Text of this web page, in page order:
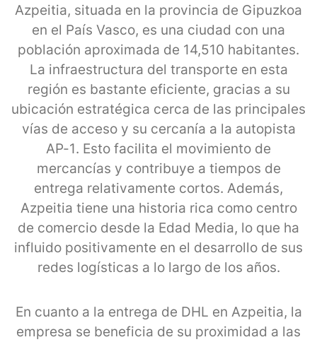
Azpeitia, situada en la provincia de Gipuzkoa
en el País Vasco, es una ciudad con una
población aproximada de 14,510 habitantes.
La infraestructura del transporte en esta
región es bastante eficiente, gracias a su
ubicación estratégica cerca de las principales
vías de acceso y su cercanía a la autopista
AP-1. Esto facilita el movimiento de
mercancías y contribuye a tiempos de
entrega relativamente cortos. Además,
Azpeitia tiene una historia rica como centro
de comercio desde la Edad Media, lo que ha
influido positivamente en el desarrollo de sus
redes logísticas a lo largo de los años.
En cuanto a la entrega de DHL en Azpeitia, la
empresa se beneficia de su proximidad a las